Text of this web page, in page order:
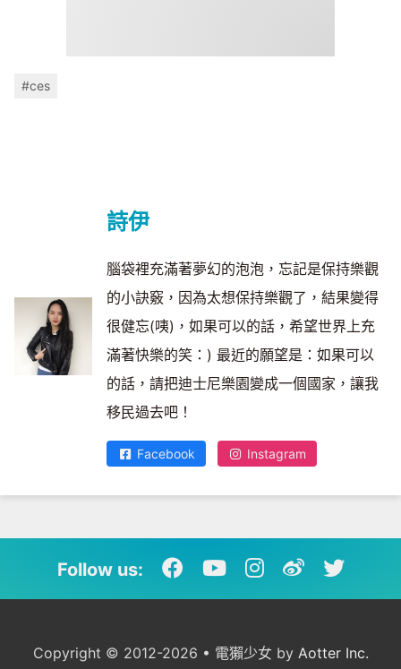
#ces
詩伊
腦袋裡充滿著夢幻的泡泡，忘記是保持樂觀
的小訣竅，因為太想保持樂觀了，結果變得
很健忘(咦)，如果可以的話，希望世界上充
滿著快樂的笑：) 最近的願望是：如果可以
的話，請把迪士尼樂園變成一個國家，讓我
移民過去吧！
Facebook Instagram
Follow us:
Copyright © 2012-2026 • 電獺少女 by Aotter Inc.